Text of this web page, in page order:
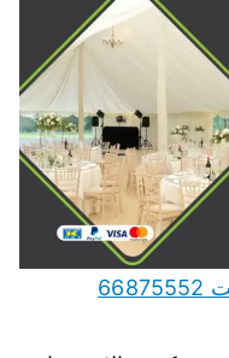
تسكير صالات حدائق منازل الكويت 66875552